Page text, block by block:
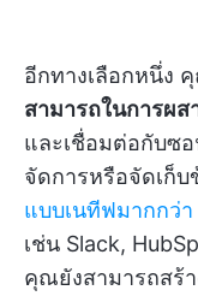
อีกทางเลือกหนึ่ง
สามารถในการผ
และเชื่อมต่อกับซ
จัดการหรือจัดเก็บ
แบบเนทีฟมากกว่า
เช่น Slack,
คุณยังสามารถสร้